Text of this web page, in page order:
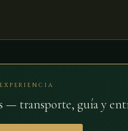
— transporte, guía y